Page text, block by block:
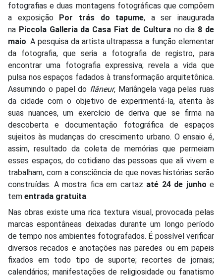
fotografias e duas montagens fotográficas que compõem
a exposição Por trás do tapume, a ser inaugurada
na Piccola Galleria da Casa Fiat de Culturano dia 8 de
maio. A pesquisa da artista ultrapassa a função elementar
da fotografia, que seria a fotografia de registro, para
encontrar uma fotografia expressiva; revela a vida que
pulsa nos espaços fadados à transformação arquitetônica.
Assumindo o papel do flâneur, Mariângela vaga pelas ruas
da cidade com o objetivo de experimentá-la, atenta às
suas nuances, um exercício de deriva que se firma na
descoberta e documentação fotográfica de espaços
sujeitos às mudanças do crescimento urbano. O ensaio é,
assim, resultado da coleta de memórias que permeiam
esses espaços, do cotidiano das pessoas que ali vivem e
trabalham, com a consciência de que novas histórias serão
construídas. A mostra fica em cartaz até 24 de junho e
tem entrada gratuita.
Nas obras existe uma rica textura visual, provocada pelas
marcas espontâneas deixadas durante um longo período
de tempo nos ambientes fotografados. É possível verificar
diversos recados e anotações nas paredes ou em papeis
fixados em todo tipo de suporte; recortes de jornais;
calendários; manifestações de religiosidade ou fanatismo